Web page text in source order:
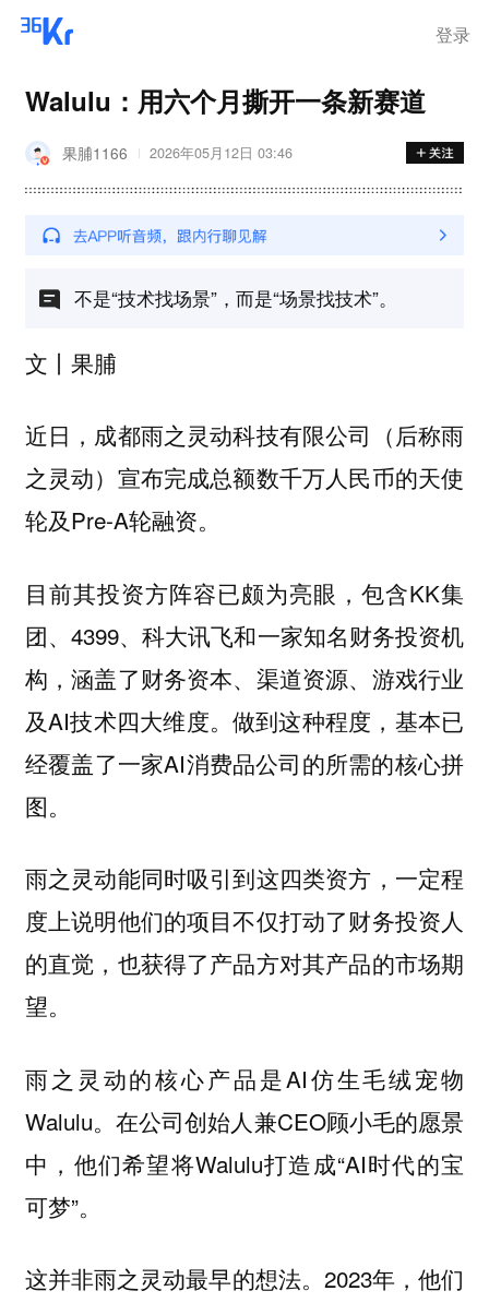
登录
Walulu：用六个月撕开一条新赛道
果脯1166 2026年05月12日 03:46
不是“技术找场景”，而是“场景找技术”。
文丨果脯
近日，成都雨之灵动科技有限公司（后称雨
之灵动）宣布完成总额数千万人民币的天使
轮及Pre-A轮融资。
目前其投资方阵容已颇为亮眼，包含KK集
团、4399、科大讯飞和一家知名财务投资机
构，涵盖了财务资本、渠道资源、游戏行业
及AI技术四大维度。做到这种程度，基本已
经覆盖了一家AI消费品公司的所需的核心拼
图。
雨之灵动能同时吸引到这四类资方，一定程
度上说明他们的项目不仅打动了财务投资人
的直觉，也获得了产品方对其产品的市场期
望。
雨之灵动的核心产品是AI仿生毛绒宠物
Walulu。在公司创始人兼CEO顾小毛的愿景
中，他们希望将Walulu打造成“AI时代的宝
可梦”。
这并非雨之灵动最早的想法。2023年，他们